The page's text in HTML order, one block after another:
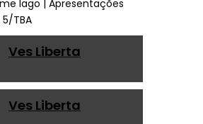
Ves Liberta
Ves Liberta